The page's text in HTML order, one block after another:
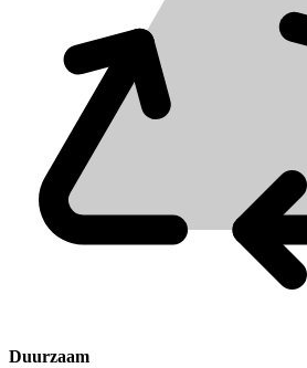
Duurzaam